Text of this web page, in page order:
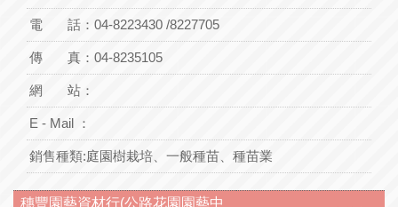
電 話： 04-8223430 /8227705
傳 真：04-8235105
網 站：
E - Mail ：
銷售種類:庭園樹栽培、一般種苗、種苗業
穗豐園藝資材行(公路花園園藝中